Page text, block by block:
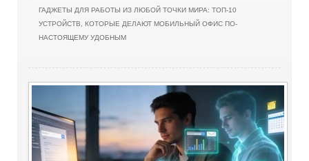
ГАДЖЕТЫ ДЛЯ РАБОТЫ ИЗ ЛЮБОЙ ТОЧКИ МИРА: ТОП-10
УСТРОЙСТВ, КОТОРЫЕ ДЕЛАЮТ МОБИЛЬНЫЙ ОФИС ПО-
НАСТОЯЩЕМУ УДОБНЫМ